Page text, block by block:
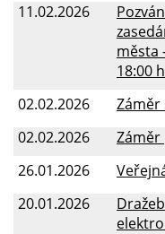
11.02.2026
města
18:00
02.02.2026
Záměr
02.02.2026
Záměr
26.01.2026
20.01.2026